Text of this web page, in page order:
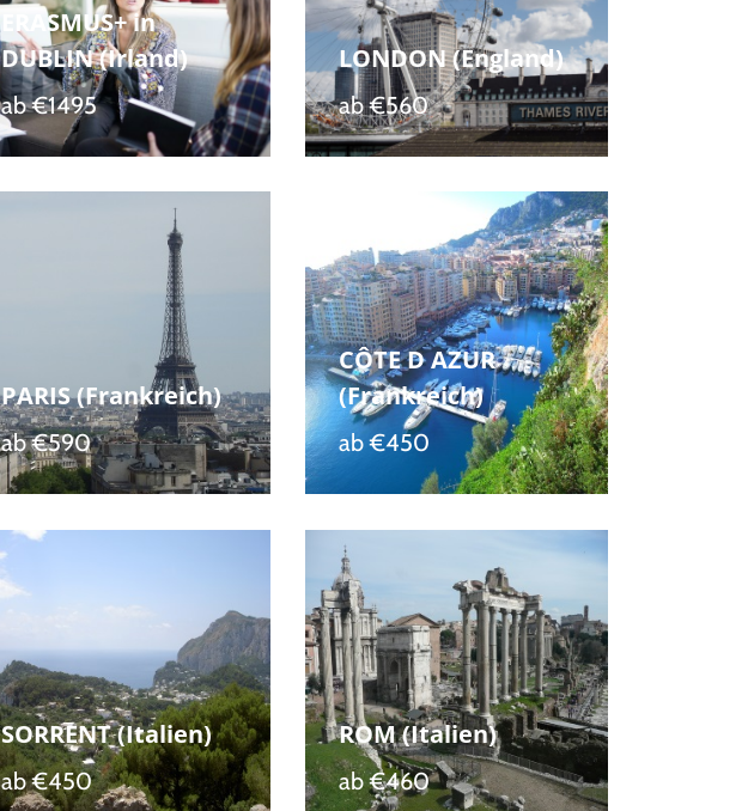
ERASMUS+ in
DUBLIN (Irland)
ab €1495
LONDON (England)
ab €560
PARIS (Frankreich)
ab €590
CÔTE D AZUR
(Frankreich)
ab €450
SORRENT (Italien)
ab €450
ROM (Italien)
ab €460